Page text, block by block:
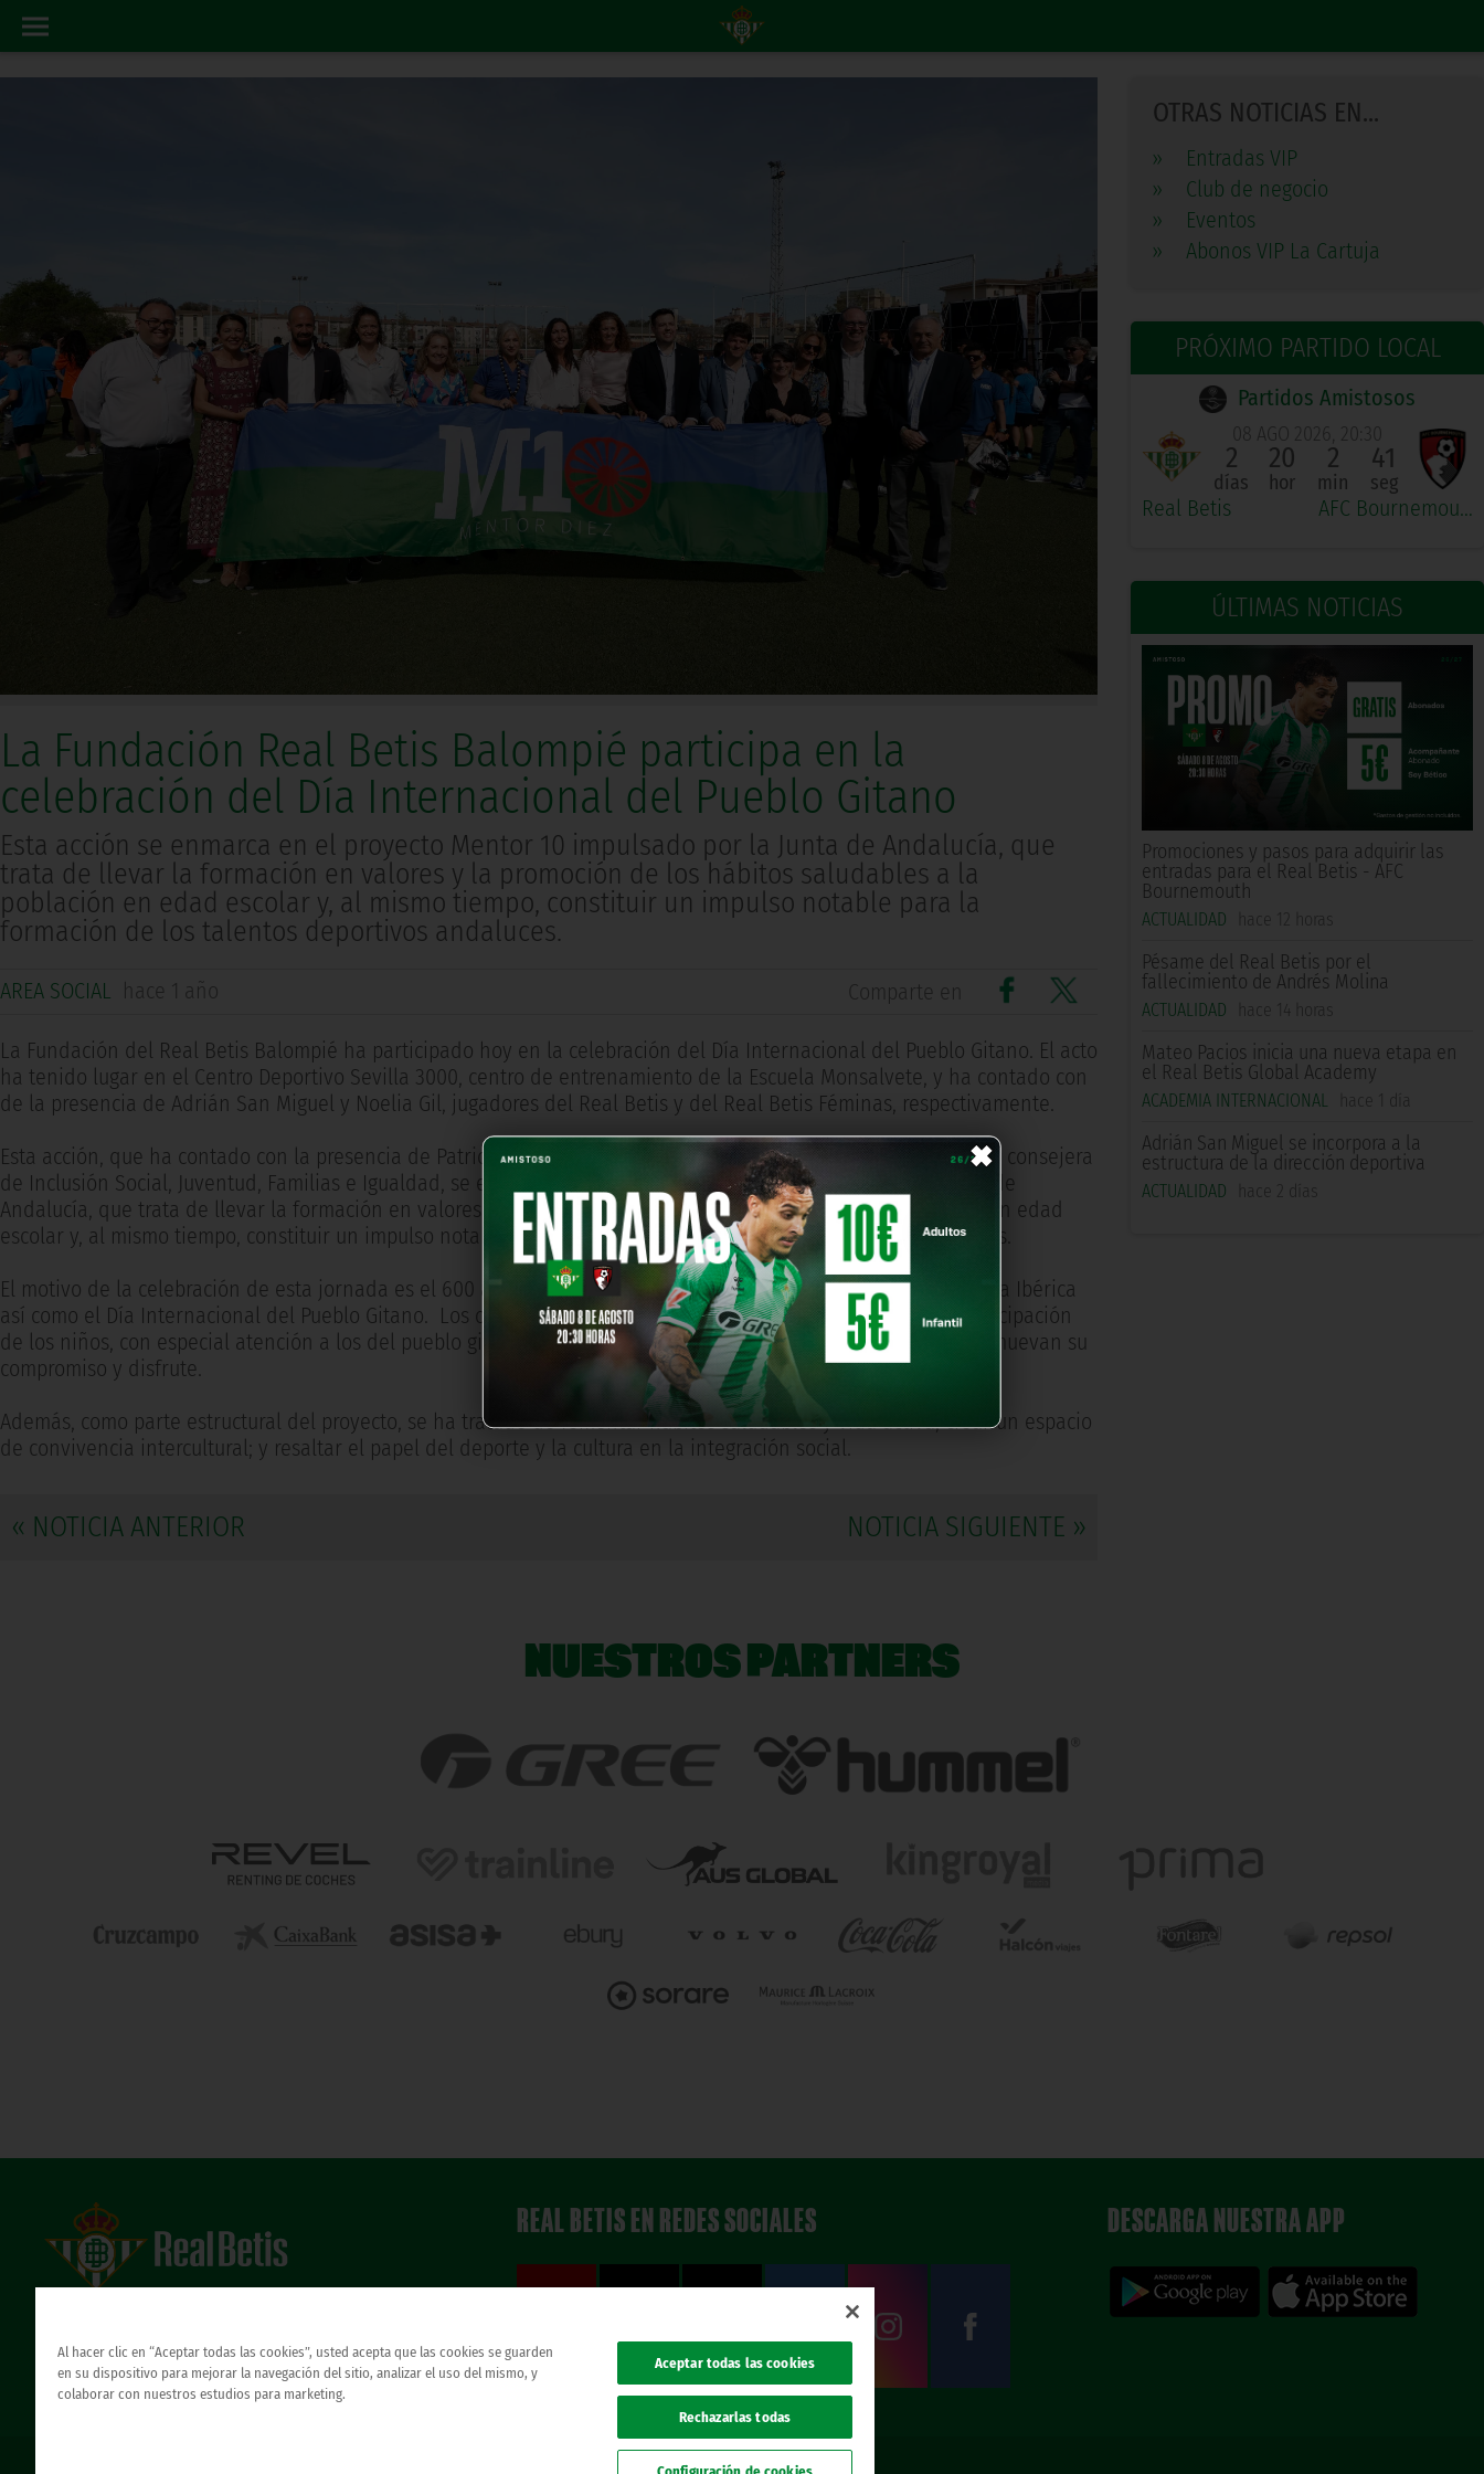
×
OTRAS NOTICIAS EN...
»
Entradas VIP
»
Club de negocio
»
Eventos
»
Abonos VIP La Cartuja
PRÓXIMO PARTIDO LOCAL
Partidos Amistosos
Real Betis
08 AGO 2026, 20:30
2
días
20
hor
2
min
40
seg
AFC Bournemouth
ÚLTIMAS NOTICIAS
Promociones y pasos para adquirir las
entradas para el Real Betis - AFC
Bournemouth
ACTUALIDAD hace 12 horas
Pésame del Real Betis por el
fallecimiento de Andrés Molina
ACTUALIDAD hace 14 horas
Mateo Pacios inicia una nueva etapa en
el Real Betis Global Academy
ACADEMIA INTERNACIONAL hace 1 día
Adrián San Miguel se incorpora a la
estructura de la dirección deportiva
ACTUALIDAD hace 2 días
La Fundación Real Betis Balompié participa en la
celebración del Día Internacional del Pueblo Gitano
Esta acción se enmarca en el proyecto Mentor 10 impulsado por la Junta de Andalucía, que
trata de llevar la formación en valores y la promoción de los hábitos saludables a la
población en edad escolar y, al mismo tiempo, constituir un impulso notable para la
formación de los talentos deportivos andaluces.
AREA SOCIAL hace 1 año Comparte en
La Fundación del Real Betis Balompié ha participado hoy en la celebración del Día Internacional del Pueblo Gitano. El acto
ha tenido lugar en el Centro Deportivo Sevilla 3000, centro de entrenamiento de la Escuela Monsalvete, y ha contado con
de la presencia de Adrián San Miguel y Noelia Gil, jugadores del Real Betis y del Real Betis Féminas, respectivamente.
Esta acción, que ha contado con la presencia de Patricia del Pozo, consejera de Cultura y Deporte, y Loles López, consejera
de Inclusión Social, Juventud, Familias e Igualdad, se enmarca en el proyecto Mentor 10 impulsado por la Junta de
Andalucía, que trata de llevar la formación en valores y la promoción de los hábitos saludables a la población en edad
escolar y, al mismo tiempo, constituir un impulso notable para la formación de los talentos deportivos andaluces.
El motivo de la celebración de esta jornada es el 600 aniversario de la llegada del pueblo gitano en la Península Ibérica
así como el Día Internacional del Pueblo Gitano. Los objetivos del evento han sido inspirar y fortalecer la participación
de los niños, con especial atención a los del pueblo gitano, mediante estrategias lúdicas e interactivas que promuevan su
compromiso y disfrute.
Además, como parte estructural del proyecto, se ha tratado de fomentar hábitos saludables y vida activa; crear un espacio
de convivencia intercultural; y resaltar el papel del deporte y la cultura en la integración social.
« NOTICIA ANTERIOR NOTICIA SIGUIENTE »
NUESTROS PARTNERS
REAL BETIS EN REDES SOCIALES DESCARGA NUESTRA APP
Al hacer clic en “Aceptar todas las cookies”, usted acepta que las cookies se guarden
en su dispositivo para mejorar la navegación del sitio, analizar el uso del mismo, y
colaborar con nuestros estudios para marketing.
Aceptar todas las cookies
Rechazarlas todas